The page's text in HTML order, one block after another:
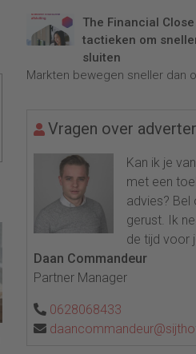
The Financial
tactieken om
sluiten
Markten bewegen sneller dan
Vragen over
Kan ik je
met een
advies? Bel
gerust. Ik
de tijd voor
Daan Commandeur
Partner Manager
0628068433